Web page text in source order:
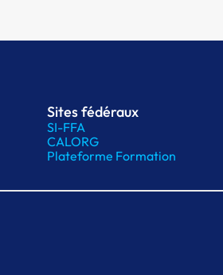
Sites fédéraux
SI-FFA
CALORG
Plateforme Formation